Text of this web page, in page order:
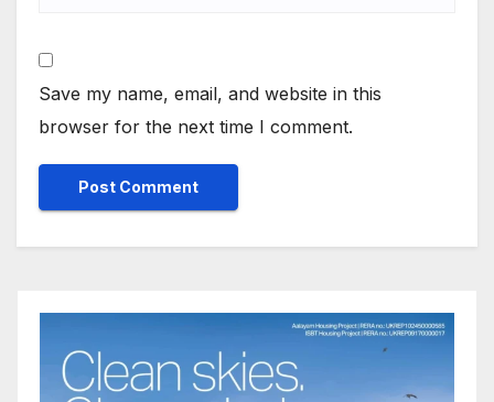
Save my name, email, and website in this
browser for the next time I comment.